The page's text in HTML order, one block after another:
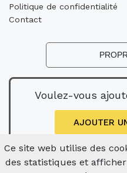
Politique de confidentialité
Contact
Voulez-vous
AJOUTER
Ce site web utilise des
des statistiques et